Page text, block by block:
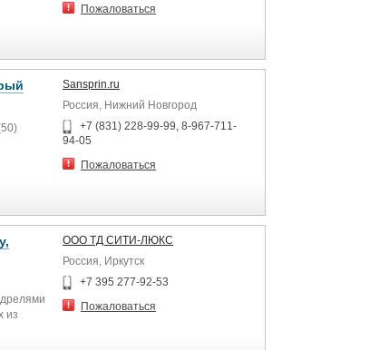
Пожаловаться
Sansprin.ru
Россия, Нижний Новгород
+7 (831) 228-99-99, 8-967-711-
94-05
Пожаловаться
из
OOO ТД СИТИ-ЛЮКС
Россия, Иркутск
+7 395 277-92-53
Пожаловаться